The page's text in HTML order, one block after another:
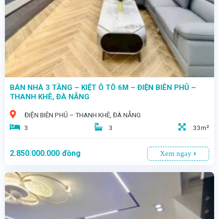
BÁN NHÀ 3 TẦNG – KIỆT Ô TÔ 6M – ĐIỆN BIÊN PHỦ –
THANH KHÊ, ĐÀ NẴNG
ĐIỆN BIÊN PHỦ – THANH KHÊ, ĐÀ NẴNG
3
3 33m²
2.850.000.000 đồng Xem ngay